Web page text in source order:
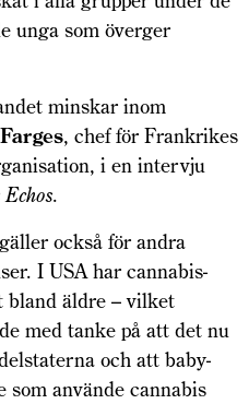
unga som överger
minskar inom
, chef för Frankrikes
i en intervju
Echos.
också för andra
I USA har cannabis­
bland äldre – vilket
med tanke på att det nu
och att baby­
som använde cannabis